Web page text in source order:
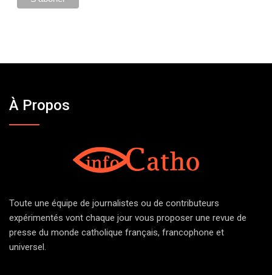
À Propos
Toute une équipe de journalistes ou de contributeurs
expérimentés vont chaque jour vous proposer une revue de
presse du monde catholique français, francophone et
universel.